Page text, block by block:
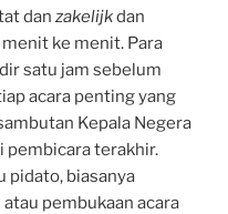
dan zakelijkdan
ke menit. Para
satu jam sebelum
acara penting yang
Kepala Negera
pembicara terakhir.
pidato, biasanya
pembukaan acara